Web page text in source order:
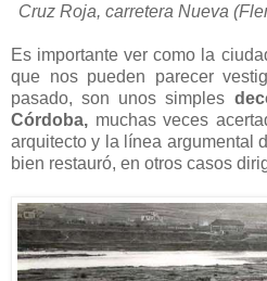
Cruz Roja, carretera Nueva
Es importante ver como la
que nos pueden parecer
pasado, son unos simples
Córdoba, muchas veces
arquitecto y la línea argumental
bien restauró, en otros casos